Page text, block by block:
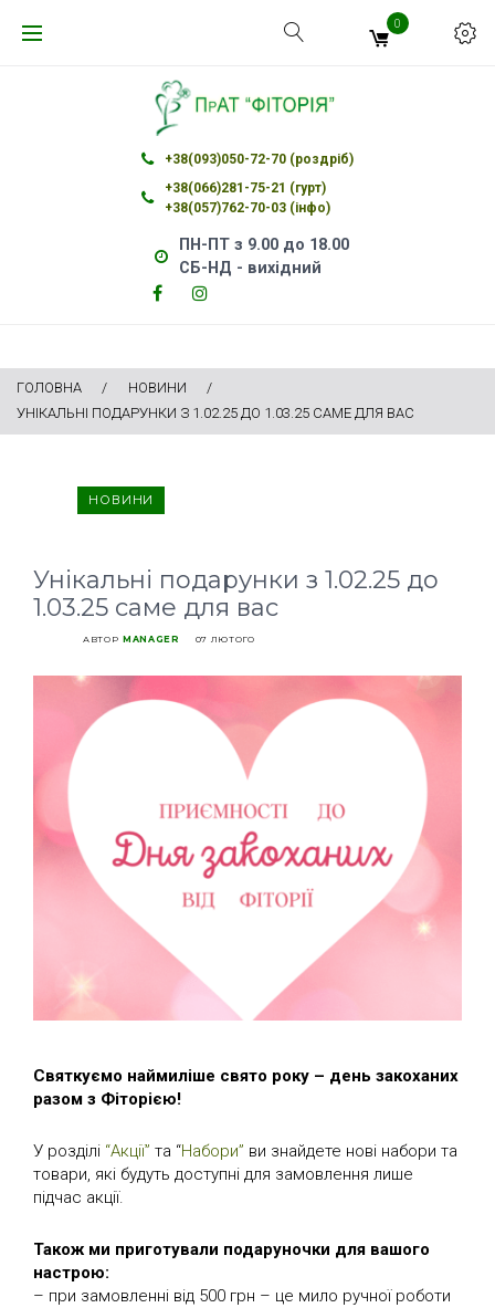
0
+38(093)050-72-70 (роздріб)
+38(066)281-75-21 (гурт)
+38(057)762-70-03 (інфо)
ПН-ПТ з 9.00 до 18.00
СБ-НД - вихідний
Facebook
Instagram
ГОЛОВНА / НОВИНИ
/
УНІКАЛЬНІ ПОДАРУНКИ З 1.02.25 ДО 1.03.25 САМЕ ДЛЯ ВАС
НОВИНИ
Унікальні подарунки з 1.02.25 до
1.03.25 саме для вас
АВТОР MANAGER 07 ЛЮТОГО
Святкуємо наймиліше свято року – день закоханих
разом з Фіторією!
У розділі “Акції” та “Набори” ви знайдете нові набори та
товари, які будуть доступні для замовлення лише
підчас акції.
Також ми приготували подаруночки для вашого
настрою:
– при замовленні від 500 грн – це мило ручної роботи